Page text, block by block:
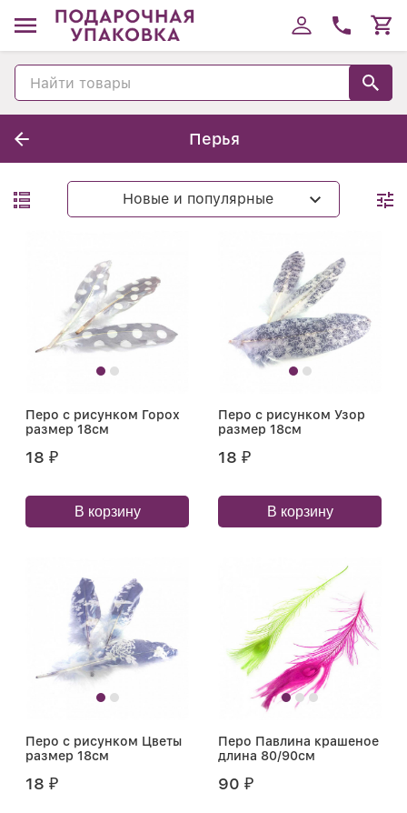
Перья
Новые и популярные
Перо с рисунком Горох
размер 18см
18 ₽
В корзину
Перо с рисунком Узор
размер 18см
18 ₽
В корзину
Перо с рисунком Цветы
размер 18см
18 ₽
Перо Павлина крашеное
длина 80/90см
90 ₽